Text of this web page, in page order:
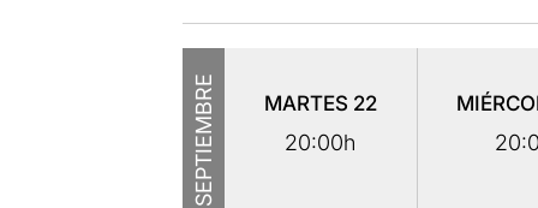
SEPTIEMBRE MARTES 22
20:00h